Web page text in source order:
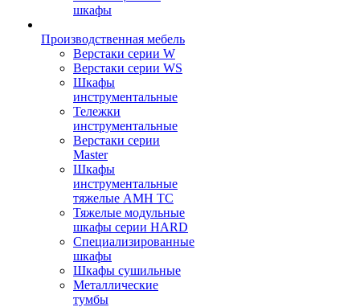
шкафы
Производственная мебель
Верстаки серии W
Верстаки серии WS
Шкафы
инструментальные
Тележки
инструментальные
Верстаки серии
Master
Шкафы
инструментальные
тяжелые AMH TC
Тяжелые модульные
шкафы серии HARD
Cпециализированные
шкафы
Шкафы сушильные
Металлические
тумбы